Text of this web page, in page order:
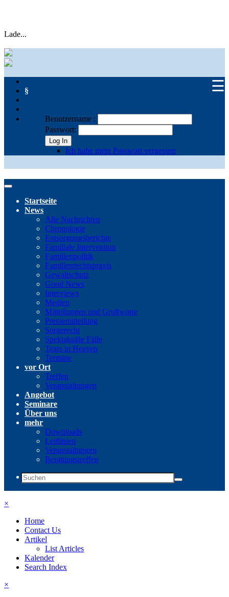
Lade...
☰
§
Benutzername :
Passwort:
Log In
Ich habe mein Passwort vergessen
Startseite
News
Alle Nachrichten
Chronologie
Entsorgungsberichte
Familiale Intervention
Familienpolitik
Familienrechtspraxis
Gewaltschutz
Good News
Interviews
Medien
Mitteilungen und Grußworte
Pressemitteilung
Sorgerecht
Spektakuläe Fälle
Tears in Heaven
Termine
vor Ort
Treffen
Veranstaltungen
Angebot
Seminare
Über uns
mehr
Downloads
Leitlinien
Veranstaltungen
Beratungstreffen
×
Home
Contact Us
Artikel
List Articles
Kalender
Search Index
×